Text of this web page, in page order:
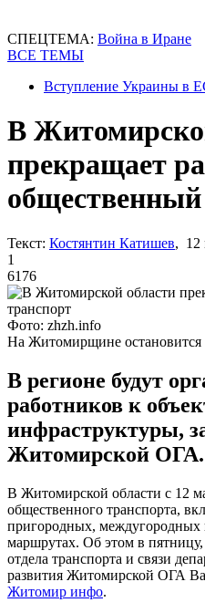
СПЕЦТЕМА: Война в Иране
ВСЕ ТЕМЫ
Вступление Украины в
В
прекращает
Текст: Костянтин Катишев, 12
1
6176
Фото: zhzh.info
На Житомирщине остановится
В регионе будут
работников к
инфраструктуры,
Житомирской ОГА.
В Житомирской области с 12
общественного транспорта,
пригородных, междугородных
маршрутах. Об этом в пятницу,
отдела транспорта и связи
развития Житомирской ОГА
Житомир инфо.